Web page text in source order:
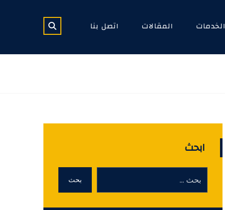
الخدمات المقالات اتصل بنا
ابحث
بحث